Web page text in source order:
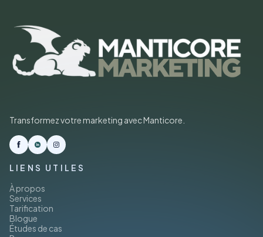
Transformez votre marketing avec Manticore.
LIENS UTILES
À propos
Services
Tarification
Blogue
Études de cas